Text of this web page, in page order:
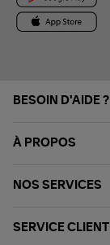
BESOIN D'AIDE ?
À PROPOS
NOS SERVICES
SERVICE CLIENT